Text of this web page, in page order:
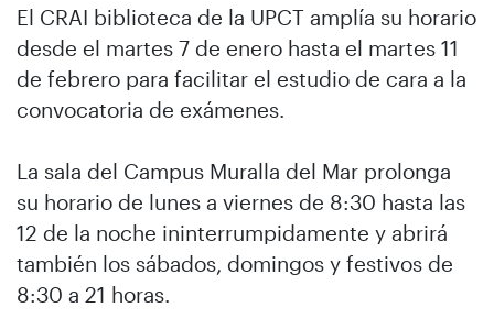
El CRAI biblioteca de la UPCT amplía su horario
desde el martes 7 de enero hasta el martes 11
de febrero para facilitar el estudio de cara a la
convocatoria de exámenes.
La sala del Campus Muralla del Mar prolonga
su horario de lunes a viernes de 8:30 hasta las
12 de la noche ininterrumpidamente y abrirá
también los sábados, domingos y festivos de
8:30 a 21 horas.